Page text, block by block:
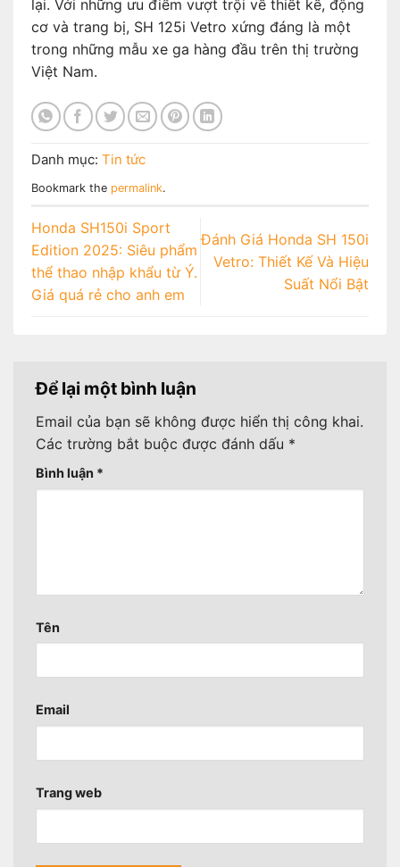
lại. Với những ưu điểm vượt trội về thiết kế, động
cơ và trang bị, SH 125i Vetro xứng đáng là một
trong những mẫu xe ga hàng đầu trên thị trường
Việt Nam.
Danh mục: Tin tức
Bookmark the permalink.
Honda SH150i Sport
Edition 2025: Siêu phẩm
thể thao nhập khẩu từ Ý.
Giá quá rẻ cho anh em
Đánh Giá Honda SH 150i
Vetro: Thiết Kế Và Hiệu
Suất Nổi Bật
Để lại một bình luận
Email của bạn sẽ không được hiển thị công khai.
Các trường bắt buộc được đánh dấu *
Bình luận *
Tên
Email
Trang web